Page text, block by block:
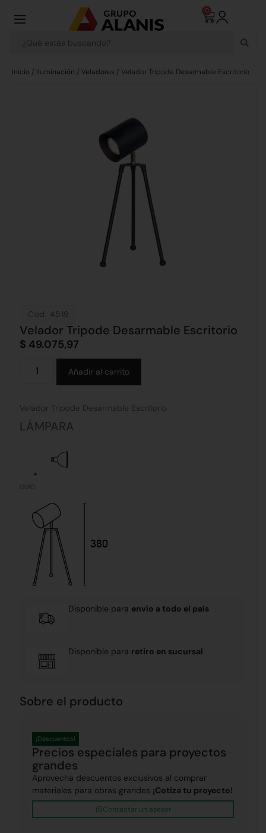
0
Inicio / Iluminación / Veladores / Velador Tripode Desarmable Escritorio
Cod: 4519
Velador Tripode Desarmable Escritorio
$ 49.075,97
Añadir al carrito
Velador Tripode Desarmable Escritorio
LÁMPARA
GU10
Disponible para envío a todo el país
Disponible para retiro en sucursal
Sobre el producto
Precios especiales para proyectos
grandes
¡Descuentos!
Aprovecha descuentos exclusivos al comprar
materiales para obras grandes ¡Cotiza tu proyecto!
Contactar un asesor